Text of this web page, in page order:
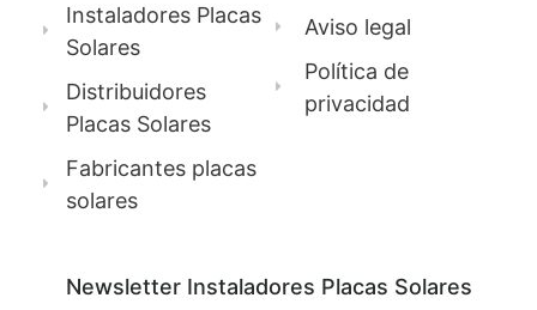
Instaladores Placas
Solares
Distribuidores
Placas Solares
Fabricantes placas
solares
Aviso legal
Política de
privacidad
Newsletter Instaladores Placas Solares